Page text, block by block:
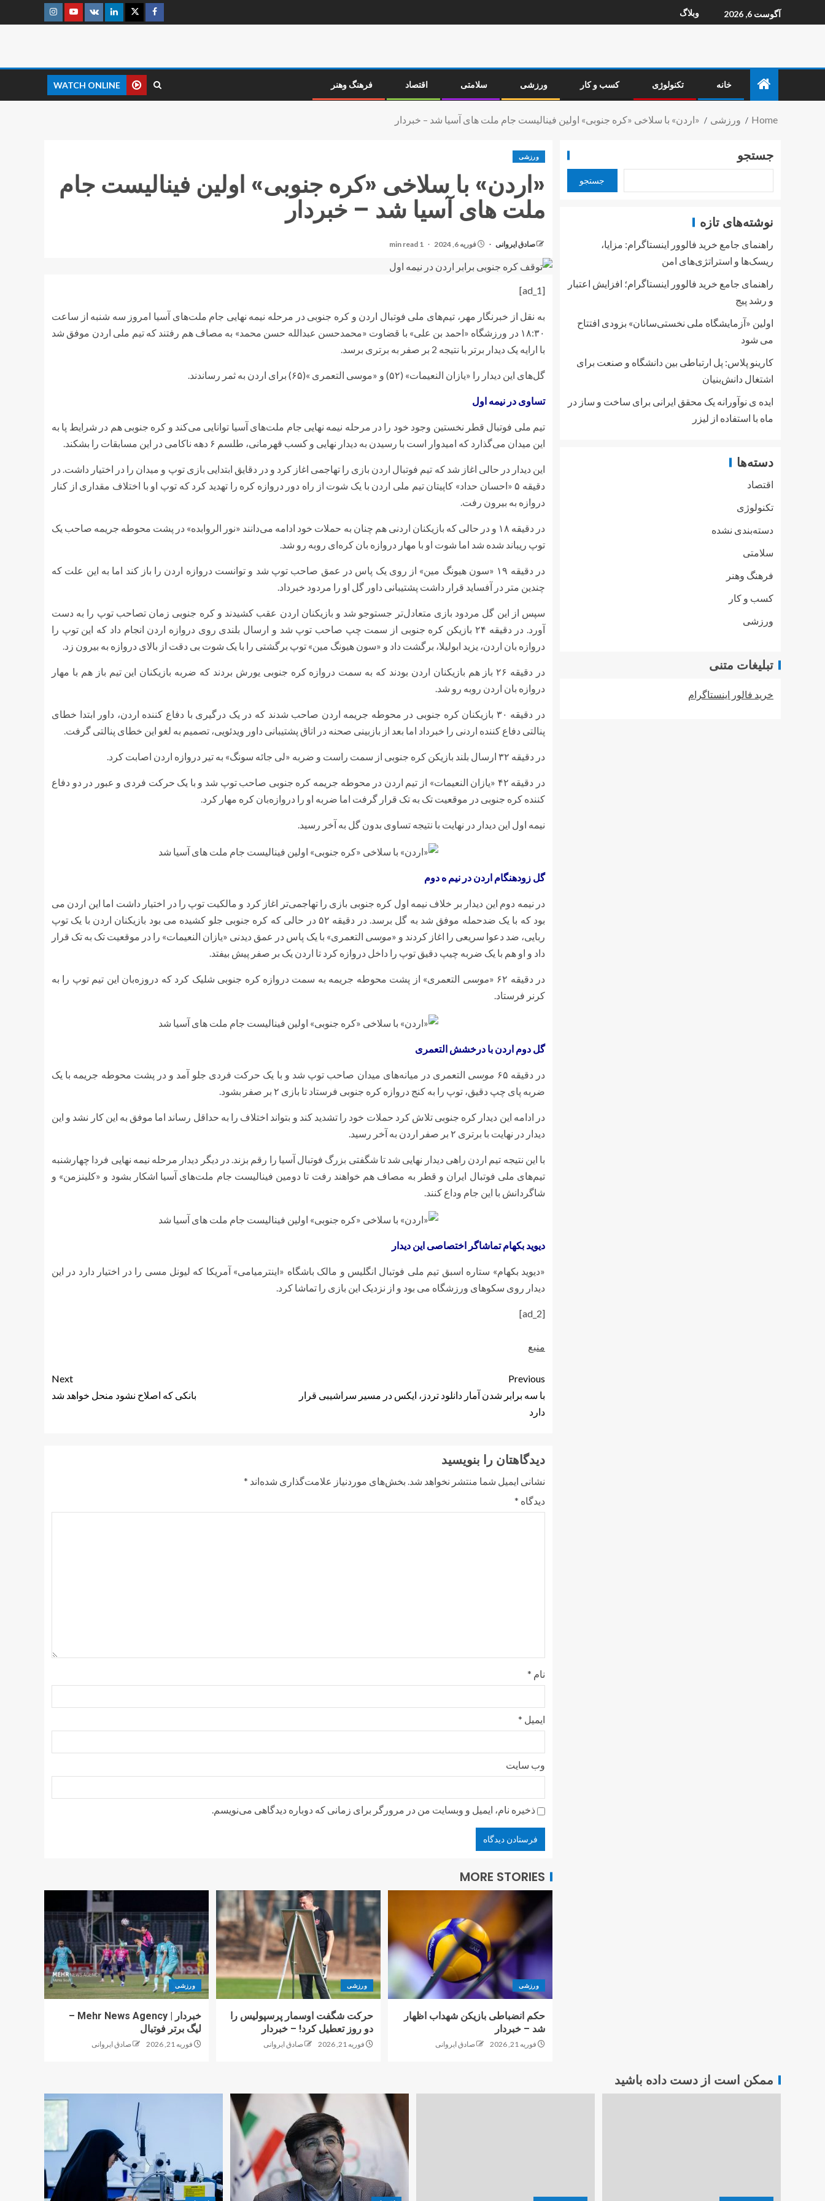
آگوست 6, 2026 وبلاگ
خانه تکنولوژی کسب و کار ورزشی سلامتی اقتصاد فرهنگ وهنر WATCH ONLINE
Home ورزشی «اردن» با سلاخی «کره جنوبی» اولین فینالیست جام ملت های آسیا شد – خبردار
ورزشی
«اردن» با سلاخی «کره جنوبی» اولین فینالیست جام
ملت های آسیا شد – خبردار
صادق ایروانی فوریه 6, 2024 1 min read
[ad_1]
به نقل از خبرنگار مهر، تیم‌های ملی فوتبال اردن و کره جنوبی در مرحله نیمه نهایی جام ملت‌های آسیا امروز سه شنبه از ساعت
۱۸:۳۰ در ورزشگاه «احمد بن علی» با قضاوت «محمدحسن عبدالله حسن محمد» به مصاف هم رفتند که تیم ملی اردن موفق شد
با ارایه یک دیدار برتر با نتیجه 2 بر صفر به برتری برسد.
گل‌های این دیدار را «یازان النعیمات» (۵۲) و «موسی التعمری »(۶۵) برای اردن به ثمر رساندند.
تساوی در نیمه اول
تیم ملی فوتبال قطر نخستین وجود خود را در مرحله نیمه نهایی جام ملت‌های آسیا توانایی می‌کند و کره جنوبی هم در شرایط پا به
این میدان می‌گذارد که امیدوار است با رسیدن به دیدار نهایی و کسب قهرمانی، طلسم ۶ دهه ناکامی در این مسابقات را بشکند.
این دیدار در حالی اغاز شد که تیم فوتبال اردن بازی را تهاجمی اغاز کرد و در دقایق ابتدایی بازی توپ و میدان را در اختیار داشت. در
دقیقه ۵ «احسان حداد» کاپیتان تیم ملی اردن با یک شوت از راه دور دروازه کره را تهدید کرد که توپ او با اختلاف مقداری از کنار
دروازه به بیرون رفت.
در دقیقه ۱۸ و در حالی که بازیکنان اردنی هم چنان به حملات خود ادامه می‌دانند «نور الروابده» در پشت محوطه جریمه صاحب یک
توپ ریباند شده شد اما شوت او با مهار دروازه بان کره‌ای روبه رو شد.
در دقیقه ۱۹ «سون هیونگ مین» از روی یک پاس در عمق صاحب توپ شد و توانست دروازه اردن را باز کند اما به این علت که
چندین متر در آفساید قرار داشت پشتیبانی داور گل او را مردود خبرداد.
سپس از این گل مردود بازی متعادل‌تر جستوجو شد و بازیکنان اردن عقب کشیدند و کره جنوبی زمان تصاحب توپ را به دست
آورد. در دقیقه ۲۴ بازیکن کره جنوبی از سمت چپ صاحب توپ شد و ارسال بلندی روی دروازه اردن انجام داد که این توپ را
دروازه بان اردن، یزید ابولیلا، برگشت داد و «سون هیونگ مین» توپ برگشتی را با یک شوت بی دقت از بالای دروازه به بیرون زد.
در دقیقه ۲۶ باز هم بازیکنان اردن بودند که به سمت دروازه کره جنوبی یورش بردند که ضربه بازیکنان این تیم باز هم با مهار
دروازه بان اردن روبه رو شد.
در دقیقه ۳۰ بازیکنان کره جنوبی در محوطه جریمه اردن صاحب شدند که در یک درگیری با دفاع کننده اردن، داور ابتدا خطای
پنالتی دفاع کننده اردنی را خبرداد اما بعد از بازبینی صحنه در اتاق پشتیبانی داور ویدئویی، تصمیم به لغو این خطای پنالتی گرفت.
در دقیقه ۳۲ ارسال بلند بازیکن کره جنوبی از سمت راست و ضربه «لی جائه سونگ» به تیر دروازه اردن اصابت کرد.
در دقیقه ۴۲ «یازان النعیمات» از تیم اردن در محوطه جریمه کره جنوبی صاحب توپ شد و با یک حرکت فردی و عبور در دو دفاع
کننده کره جنوبی در موقعیت تک به تک قرار گرفت اما ضربه او را دروازه‌بان کره مهار کرد.
نیمه اول این دیدار در نهایت با نتیجه تساوی بدون گل به آخر رسید.
گل زودهنگام اردن در نیم ه دوم
در نیمه دوم این دیدار بر خلاف نیمه اول کره جنوبی بازی را تهاجمی‌تر اغاز کرد و مالکیت توپ را در اختیار داشت اما این اردن می
بود که با یک ضدحمله موفق شد به گل برسد. در دقیقه ۵۲ در حالی که کره جنوبی جلو کشیده می بود بازیکنان اردن با یک توپ
ربایی، ضد دعوا سریعی را اغاز کردند و «موسی التعمری‌» با یک پاس در عمق دیدنی «یازان النعیمات» را در موقعیت تک به تک قرار
داد و او هم با یک ضربه چیپ دقیق توپ را داخل دروازه کرد تا اردن یک بر صفر پیش بیفتد.
در دقیقه ۶۲ « موسی التعمری‌» از پشت محوطه جریمه به سمت دروازه کره جنوبی شلیک کرد که دروزه‌بان این تیم توپ را به
کرنر فرستاد.
گل دوم اردن با درخشش التعمری
در دقیقه ۶۵ موسی التعمری در میانه‌های میدان صاحب توپ شد و با یک حرکت فردی جلو آمد و در پشت محوطه جریمه با یک
ضربه پای چپ دقیق، توپ را به کنج دروازه کره جنوبی فرستاد تا بازی ۲ بر صفر بشود.
در ادامه این دیدار کره جنوبی تلاش کرد حملات خود را تشدید کند و بتواند اختلاف را به حداقل رساند اما موفق به این کار نشد و این
دیدار در نهایت با برتری ۲ بر صفر اردن به آخر رسید.
با این نتیجه تیم اردن راهی دیدار نهایی شد تا شگفتی بزرگ فوتبال آسیا را رقم بزند. در دیگر دیدار مرحله نیمه نهایی فردا چهارشنبه
تیم‌های ملی فوتبال ایران و قطر به مصاف هم خواهند رفت تا دومین فینالیست جام ملت‌های آسیا اشکار بشود و «کلینزمن» و
شاگردانش با این جام وداع کنند.
دیوید بکهام تماشاگر اختصاصی این دیدار
«دیوید بکهام» ستاره اسبق تیم ملی فوتبال انگلیس و مالک باشگاه «اینترمیامی» آمریکا که لیونل مسی را در اختیار دارد در این
دیدار روی سکوهای ورزشگاه می بود و از نزدیک این بازی را تماشا کرد.
[ad_2]
منبع
Previous
با سه برابر شدن آمار دانلود تردز، ایکس در مسیر سراشیبی قرار
دارد
Next
بانکی که اصلاح نشود منحل خواهد شد
دیدگاهتان را بنویسید
نشانی ایمیل شما منتشر نخواهد شد. بخش‌های موردنیاز علامت‌گذاری شده‌اند *
دیدگاه *
نام *
ایمیل *
وب‌ سایت
ذخیره نام، ایمیل و وبسایت من در مرورگر برای زمانی که دوباره دیدگاهی می‌نویسم.
MORE STORIES
ورزشی
حکم انضباطی بازیکن شهداب اظهار
شد – خبردار
فوریه 21, 2026 صادق ایروانی
ورزشی
حرکت شگفت اوسمار پرسپولیس را
دو روز تعطیل کرد! – خبردار
فوریه 21, 2026 صادق ایروانی
ورزشی
خبردار | Mehr News Agency –
لیگ برتر فوتبال
فوریه 21, 2026 صادق ایروانی
جستجو
جستجو
نوشته‌های تازه
راهنمای جامع خرید فالوور اینستاگرام: مزایا،
ریسک‌ها و استراتژی‌های امن
راهنمای جامع خرید فالوور اینستاگرام؛ افزایش اعتبار
و رشد پیج
اولین «آزمایشگاه ملی نخستی‌سانان» بزودی افتتاح
می شود
کارینو پلاس: پل ارتباطی بین دانشگاه و صنعت برای
اشتغال دانش‌بنیان
ایده ی نوآورانه یک محقق ایرانی برای ساخت و ساز در
ماه با استفاده از لیزر
دسته‌ها
اقتصاد
تکنولوژی
دسته‌بندی نشده
سلامتی
فرهنگ وهنر
کسب و کار
ورزشی
تبلیغات متنی
خرید فالور اینستاگرام
ممکن است از دست داده باشید